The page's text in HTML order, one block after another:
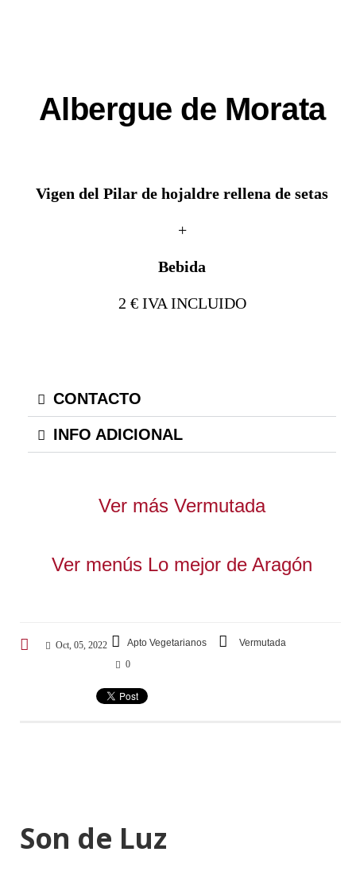
Albergue de Morata
Vigen del Pilar de hojaldre rellena de setas
+
Bebida
2 € IVA INCLUIDO
CONTACTO
INFO ADICIONAL
Ver más Vermutada
Ver menús Lo mejor de Aragón
Oct, 05, 2022 Apto Vegetarianos
Vermutada
0
Son de Luz